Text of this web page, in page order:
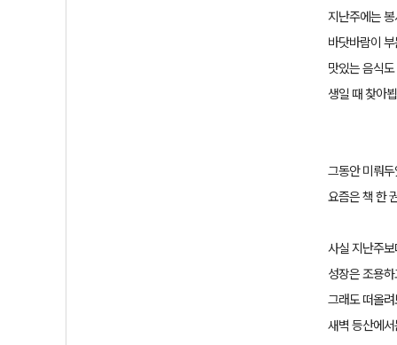
지난주에는
바닷바람이
맛있는 음식
생일 때 찾아
그동안 미뤄
요즘은 책 한
사실 지난주
성장은 조용
그래도 떠올
새벽 등산에